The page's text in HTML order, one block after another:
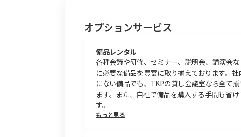
オプションサービス
備品レンタル
各種会議や研修、セミナー、説明会、講演会
に必要な備品を豊富に取り揃えております。社
にない備品でも、TKPの貸し会議室なら全て揃
ます。また、自社で備品を購入する手間も省け
す。
もっと見る